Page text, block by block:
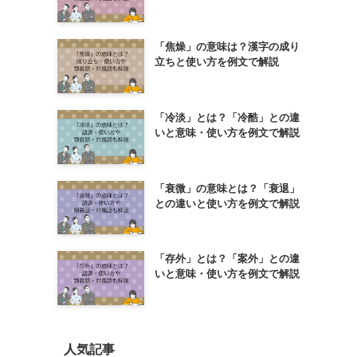
「焦燥」の意味は？漢字の成り
立ちと使い方を例文で解説
「冷淡」とは？「冷酷」との違
いと意味・使い方を例文で解説
「衰微」の意味とは？「衰退」
との違いと使い方を例文で解説
「存外」とは？「案外」との違
いと意味・使い方を例文で解説
人気記事